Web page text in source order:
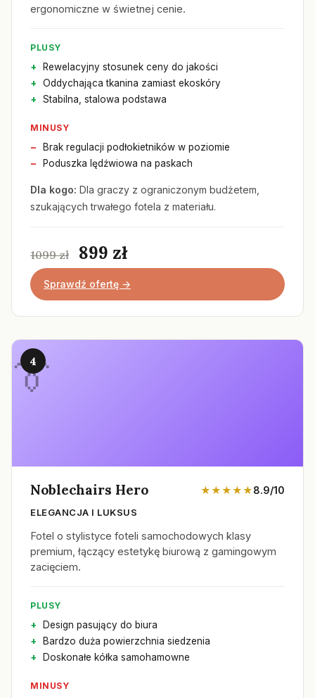
ergonomiczne w świetnej cenie.
PLUSY
Rewelacyjny stosunek ceny do jakości
Oddychająca tkanina zamiast ekoskóry
Stabilna, stalowa podstawa
MINUSY
Brak regulacji podłokietników w poziomie
Poduszka lędźwiowa na paskach
Dla kogo: Dla graczy z ograniczonym budżetem,
szukających trwałego fotela z materiału.
1099 zł 899 zł
Sprawdź ofertę →
4
Noblechairs Hero ★★★★★8.9/10
ELEGANCJA I LUKSUS
Fotel o stylistyce foteli samochodowych klasy
premium, łączący estetykę biurową z gamingowym
zacięciem.
PLUSY
Design pasujący do biura
Bardzo duża powierzchnia siedzenia
Doskonałe kółka samohamowne
MINUSY